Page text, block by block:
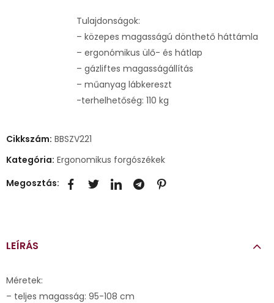
Tulajdonságok:
– közepes magasságú dönthető háttámla
– ergonómikus ülő- és hátlap
– gázliftes magasságállítás
– műanyag lábkereszt
-terhelhetőség: 110 kg
Cikkszám: BBSZV221
Kategória: Ergonomikus forgószékek
Megosztás:
LEÍRÁS
Méretek:
– teljes magasság: 95-108 cm